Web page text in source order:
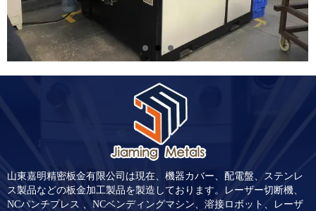
山東嘉明精密板金有限公司は現在、機器カバー、配電盤、ステンレ
ス製品などの板金加工製品を製造しております。レーザー切断機、
NCパンチプレス 、NCベンディングマシン、溶接ロボット、レーザ